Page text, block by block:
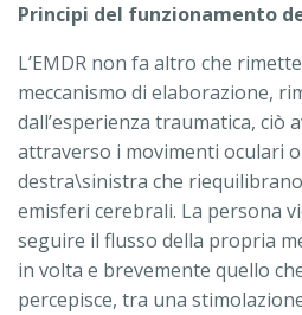
Principi del funzionamento
L’EMDR non fa altro che
meccanismo di elaborazione,
dall’esperienza traumatica, ciò
attraverso i movimenti oculari
destra\sinistra che
emisferi cerebrali. La persona
seguire il flusso della propria
in volta e brevemente quello
percepisce, tra una